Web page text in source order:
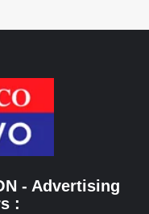
- Advertising
: